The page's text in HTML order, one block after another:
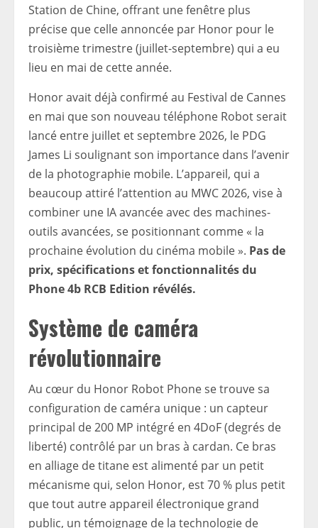
Station de Chine, offrant une fenêtre plus
précise que celle annoncée par Honor pour le
troisième trimestre (juillet-septembre) qui a eu
lieu en mai de cette année.
Honor avait déjà confirmé au Festival de Cannes
en mai que son nouveau téléphone Robot serait
lancé entre juillet et septembre 2026, le PDG
James Li soulignant son importance dans l’avenir
de la photographie mobile. L’appareil, qui a
beaucoup attiré l’attention au MWC 2026, vise à
combiner une IA avancée avec des machines-
outils avancées, se positionnant comme « la
prochaine évolution du cinéma mobile ». Pas de
prix, spécifications et fonctionnalités du
Phone 4b RCB Edition révélés.
Système de caméra
révolutionnaire
Au cœur du Honor Robot Phone se trouve sa
configuration de caméra unique : un capteur
principal de 200 MP intégré en 4DoF (degrés de
liberté) contrôlé par un bras à cardan. Ce bras
en alliage de titane est alimenté par un petit
mécanisme qui, selon Honor, est 70 % plus petit
que tout autre appareil électronique grand
public, un témoignage de la technologie de